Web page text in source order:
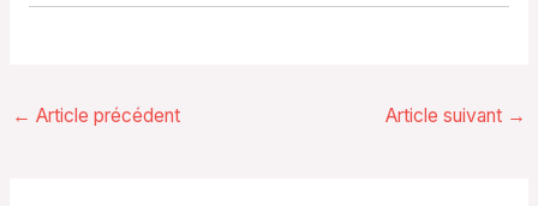
← Article précédent Article suivant →